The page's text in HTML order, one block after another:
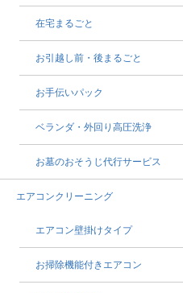
在宅まるごと
お引越し前・後まるごと
お手伝いパック
ベランダ・外回り高圧洗浄
お墓のおそうじ代行サービス
エアコンクリーニング
エアコン壁掛けタイプ
お掃除機能付きエアコン